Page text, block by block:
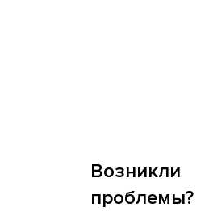
Возникли
проблемы?